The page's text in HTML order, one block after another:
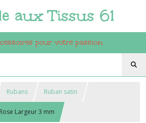
aux Tissus 61
pour votre passion
Rubans Ruban satin
Largeur 3 mm